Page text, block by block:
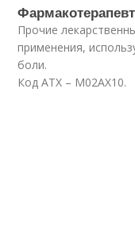
Прочие
применения,
боли.
Код АТХ – М02АХ10.